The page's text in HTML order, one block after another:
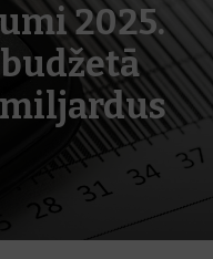
2025.
miljardus